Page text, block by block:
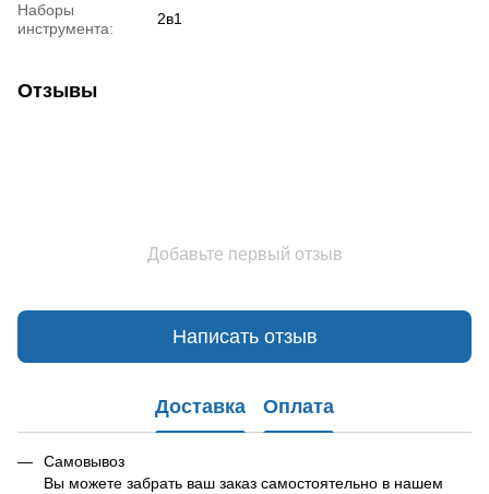
Наборы
инструмента:
2в1
Отзывы
Добавьте первый отзыв
Написать отзыв
Доставка Оплата
Самовывоз
Вы можете забрать ваш заказ самостоятельно в нашем